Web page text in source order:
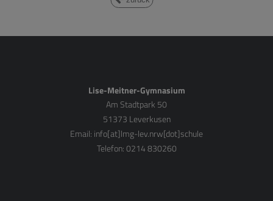
Lise-Meitner-Gymnasium
Am Stadtpark 50
51373 Leverkusen
Email: info[at]lmg-lev.nrw[dot]schule
Telefon: 0214 830260